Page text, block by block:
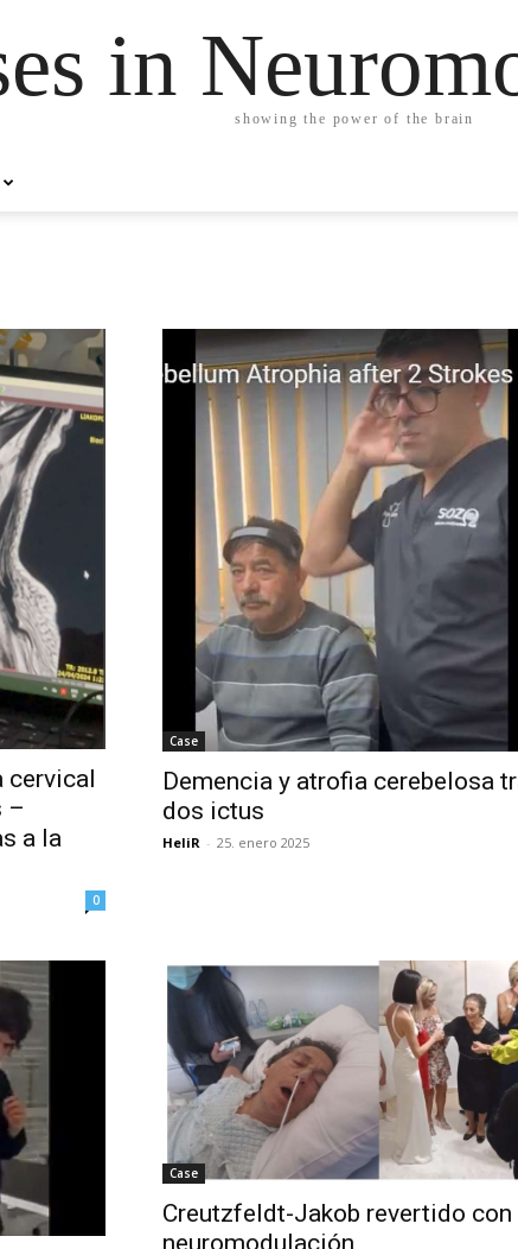
in
showing the power of the brain
cervical
–
a la
0
Case
Demencia y atrofia cerebelosa
dos ictus
HeliR - 25. enero 2025
Case
Creutzfeldt-Jakob revertido con
neuromodulación